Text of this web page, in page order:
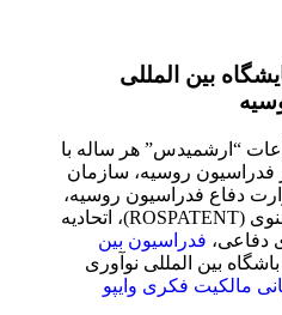
بین المللی
“ارشمیدس” هر ساله با
فدراسیون روسیه، سازمان
دفاع فدراسیون روسیه،
فدرال خدمات مالکیت معنوی (ROSPATENT)، اتحادیه
دفاعی، فدراسیون بین
بین المللی نوآوری
مالکیت فکری وایپو